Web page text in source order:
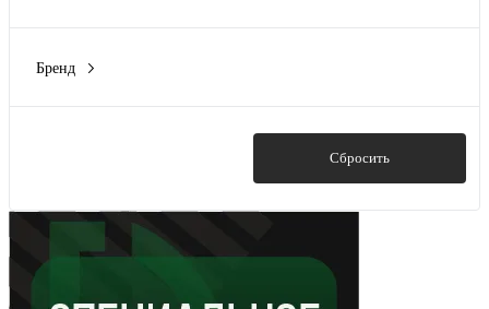
Бренд
Сбросить